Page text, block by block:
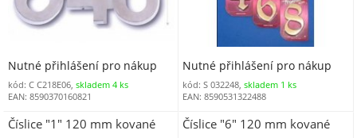
Nutné přihlášení pro nákup
kód: C C218E06, skladem 4 ks
EAN: 8590370160821
Nutné přihlášení pro nákup
kód: S 032248,skladem 1 ks
EAN: 8590531322488
Číslice "1" 120 mm kované Číslice "6" 120 mm kované